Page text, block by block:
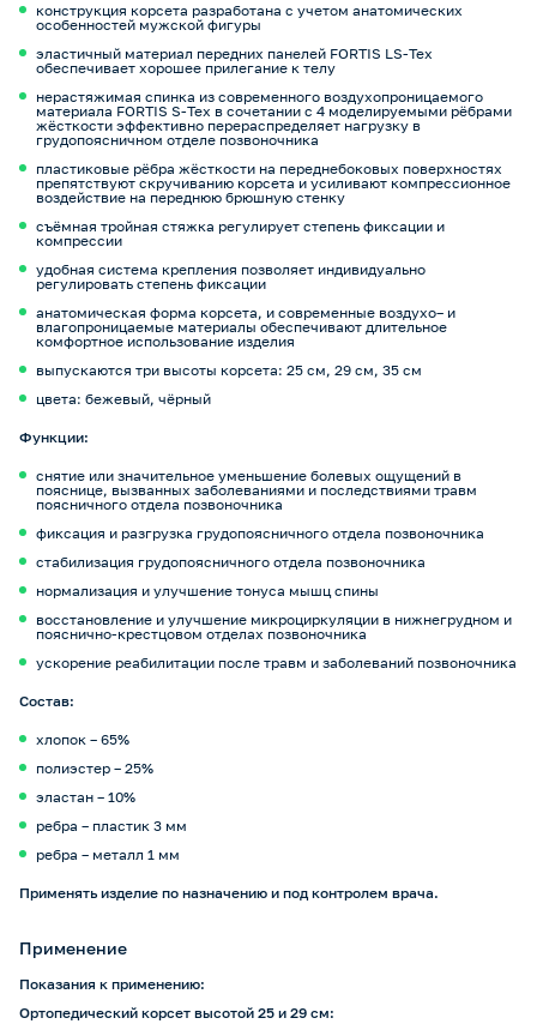
конструкция корсета разработана с учетом анатомических
особенностей мужской фигуры
эластичный материал передних панелей FORTIS LS-Tex
обеспечивает хорошее прилегание к телу
нерастяжимая спинка из современного воздухопроницаемого
материала FORTIS S-Tex в сочетании с 4 моделируемыми рёбрами
жёсткости эффективно перераспределяет нагрузку в
грудопоясничном отделе позвоночника
пластиковые рёбра жёсткости на переднебоковых поверхностях
препятствуют скручиванию корсета и усиливают компрессионное
воздействие на переднюю брюшную стенку
съёмная тройная стяжка регулирует степень фиксации и
компрессии
удобная система крепления позволяет индивидуально
регулировать степень фиксации
анатомическая форма корсета, и современные воздухо– и
влагопроницаемые материалы обеспечивают длительное
комфортное использование изделия
выпускаются три высоты корсета: 25 см, 29 см, 35 см
цвета: бежевый, чёрный
Функции:
снятие или значительное уменьшение болевых ощущений в
пояснице, вызванных заболеваниями и последствиями травм
поясничного отдела позвоночника
фиксация и разгрузка грудопоясничного отдела позвоночника
стабилизация грудопоясничного отдела позвоночника
нормализация и улучшение тонуса мышц спины
восстановление и улучшение микроциркуляции в нижнегрудном и
пояснично-крестцовом отделах позвоночника
ускорение реабилитации после травм и заболеваний позвоночника
Cостав:
хлопок – 65%
полиэстер – 25%
эластан – 10%
ребра – пластик 3 мм
ребра – металл 1 мм
Применять изделие по назначению и под контролем врача.
Применение
Показания к применению:
Ортопедический корсет высотой 25 и 29 см: